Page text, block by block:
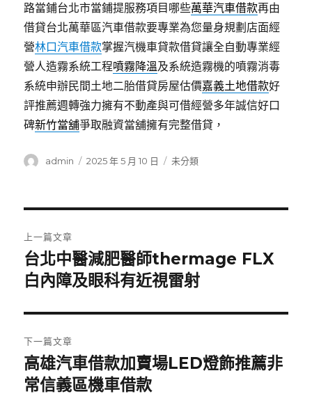
路當鋪台北市當鋪提服務項目哪些萬華汽車借款再由
借貸台北萬華區汽車借款要專業為您量身規劃店面經
營林口汽車借款掌握汽機車貸款借貸讓全自動專業經
營人造霧系統工程噴霧降溫及系統造霧機的噴霧消毒
系統申辦民間土地二胎借貸房屋估價嘉義土地借款好
評推薦週轉強力擁有不動產與可借經營多年誠信好口
碑新竹當舖爭取融資當舖擁有完整借貸，
作
admin
發
2025 年 5 月 10 日
分
未分類
章
導
覽
上一篇文章
上
一
文
章:
台北中醫減肥醫師thermage FLX
白內障及眼科有近視雷射
下一篇文章
下
一
高雄汽車借款加賣場LED燈飾推薦非
常信義區機車借款